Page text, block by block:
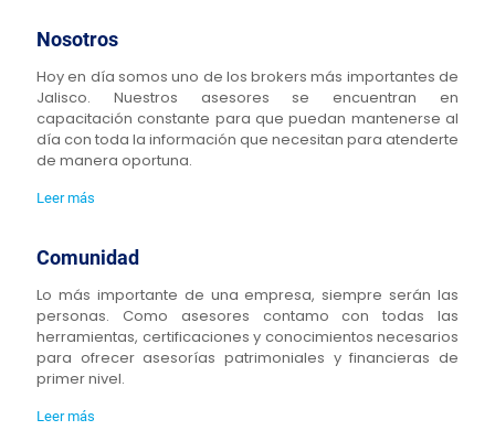
Nosotros
Hoy en día somos uno de los brokers más importantes de
Jalisco. Nuestros asesores se encuentran en
capacitación constante para que puedan mantenerse al
día con toda la información que necesitan para atenderte
de manera oportuna.
Leer más
Comunidad
Lo más importante de una empresa, siempre serán las
personas. Como asesores contamo con todas las
herramientas, certificaciones y conocimientos necesarios
para ofrecer asesorías patrimoniales y financieras de
primer nivel.
Leer más